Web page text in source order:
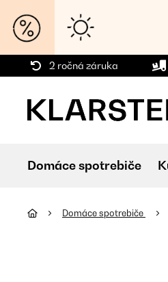
2 ročná záruka
Domáce spotrebiče
Domáce spotrebiče